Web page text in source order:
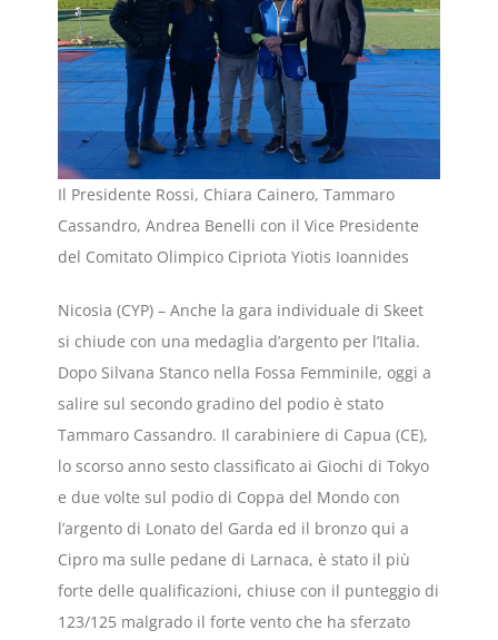
Il Presidente Rossi, Chiara Cainero, Tammaro
Cassandro, Andrea Benelli con il Vice Presidente
del Comitato Olimpico Cipriota Yiotis Ioannides
Nicosia (CYP) – Anche la gara individuale di Skeet
si chiude con una medaglia d’argento per l’Italia.
Dopo Silvana Stanco nella Fossa Femminile, oggi a
salire sul secondo gradino del podio è stato
Tammaro Cassandro. Il carabiniere di Capua (CE),
lo scorso anno sesto classificato ai Giochi di Tokyo
e due volte sul podio di Coppa del Mondo con
l’argento di Lonato del Garda ed il bronzo qui a
Cipro ma sulle pedane di Larnaca, è stato il più
forte delle qualificazioni, chiuse con il punteggio di
123/125 malgrado il forte vento che ha sferzato